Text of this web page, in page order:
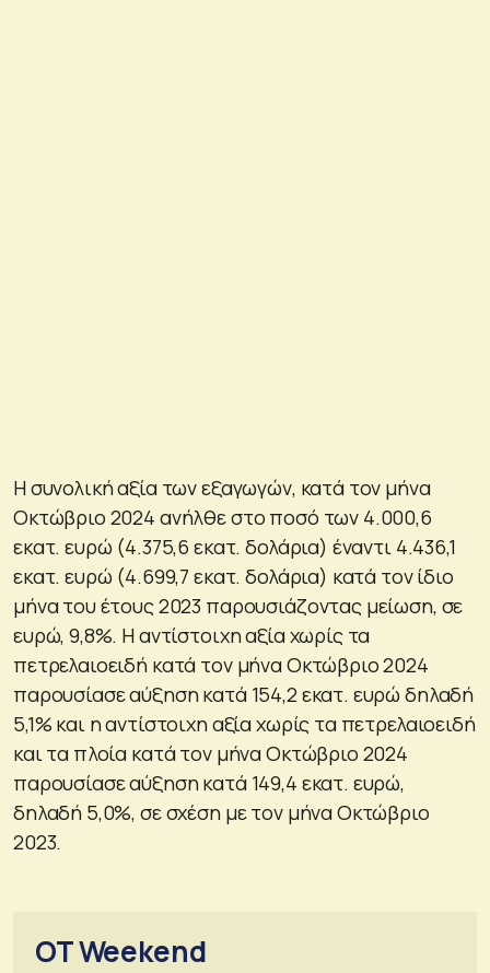
Η συνολική αξία των εξαγωγών, κατά τον μήνα
Οκτώβριο 2024 ανήλθε στο ποσό των 4.000,6
εκατ. ευρώ (4.375,6 εκατ. δολάρια) έναντι 4.436,1
εκατ. ευρώ (4.699,7 εκατ. δολάρια) κατά τον ίδιο
μήνα του έτους 2023 παρουσιάζοντας μείωση, σε
ευρώ, 9,8%. Η αντίστοιχη αξία χωρίς τα
πετρελαιοειδή κατά τον μήνα Οκτώβριο 2024
παρουσίασε αύξηση κατά 154,2 εκατ. ευρώ δηλαδή
5,1% και η αντίστοιχη αξία χωρίς τα πετρελαιοειδή
και τα πλοία κατά τον μήνα Οκτώβριο 2024
παρουσίασε αύξηση κατά 149,4 εκατ. ευρώ,
δηλαδή 5,0%, σε σχέση με τον μήνα Οκτώβριο
2023.
OT Weekend